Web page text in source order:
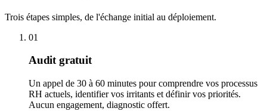
Trois étapes simples, de l'échange initial au déploiement.
01
Audit gratuit
Un appel de 30 à 60 minutes pour comprendre vos processus
RH actuels, identifier vos irritants et définir vos priorités.
Aucun engagement, diagnostic offert.